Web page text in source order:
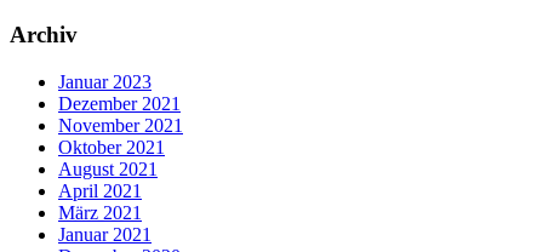
Archiv
Januar 2023
Dezember 2021
November 2021
Oktober 2021
August 2021
April 2021
März 2021
Januar 2021